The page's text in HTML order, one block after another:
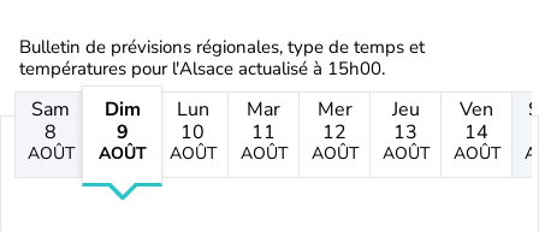
Bulletin de prévisions régionales, type de temps et
températures pour l'Alsace actualisé à 15h00.
Sam
8
AOÛT
Dim
9
AOÛT
Lun
10
AOÛT
Mar
11
AOÛT
Mer
12
AOÛT
Jeu
13
AOÛT
Ven
14
AOÛT